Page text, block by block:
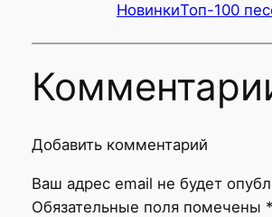
НовинкиТоп-100
Добавить комментарий
Ваш адрес email не будет
Обязательные поля помечены *